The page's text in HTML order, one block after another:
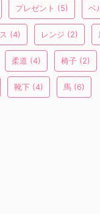
プレゼント (5) ベ
(4) レンジ (2)
柔道 (4) 椅子 (2)
靴下 (4) 馬 (6)